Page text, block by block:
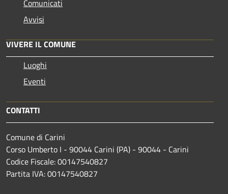
Comunicati
Avvisi
VIVERE IL COMUNE
Luoghi
Eventi
CONTATTI
Comune di Carini
Corso Umberto I - 90044 Carini (PA) - 90044 - Carini
Codice Fiscale: 00147540827
Partita IVA: 00147540827